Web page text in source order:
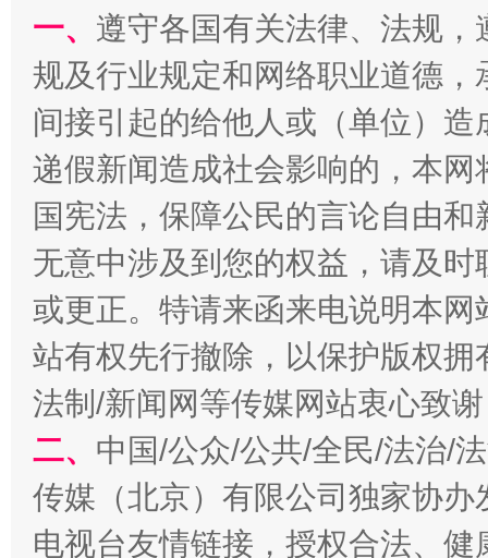
揭开“小金库”的免责幌子
受贿1.44亿！段成刚被判无期 从幼
一、 遵守各国有关法律、法规
规及行业规定和网络职业道德
间接引起的给他人或（单位）
递假新闻造成社会影响的，本
国宪法，保障公民的言论自由
无意中涉及到您的权益，请及
或更正。特请来函来电说明本
站有权先行撤除，以保护版权
法制/新闻网等传媒网站衷心致
二、 中国/公众/公共/全民/法治/
传媒（北京）有限公司独家协
电视台友情链接，授权合法、